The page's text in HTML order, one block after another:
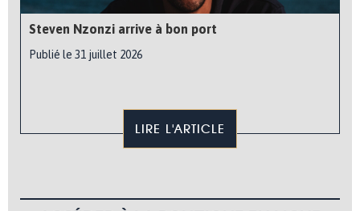
Steven Nzonzi arrive à bon port
Publié le 31 juillet 2026
LIRE L'ARTICLE